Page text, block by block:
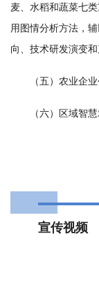
麦、水稻和蔬菜七
用图情分析方法，
向、技术研发演变和
（五）农业企
（六）区域智
宣传视频